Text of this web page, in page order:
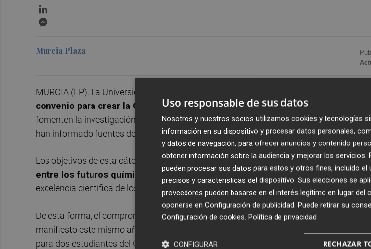
Murcia Plaza
MURCIA (EP). La Universidad de Murcia (UMU) y la empresa
convenio para crear la Cátedra Olon de Química Sostenibleque pretende
fomenten la investigación y divulgación sobre procesos químicos y energéticos verdes
han informado fuentes de la empresa.
Los objetivos de esta cátedra son los de promover e incentivaracciones formativas
entre los futuros químicos y jóvenes investigadores,
así como para premiar el
excelencia científica de los estudiantes en el ámbito de la Química Sostenible.
De esta forma, el compromiso adquirido por la empresa a través de esta Cátedra se va
manifiesto este mismo año con la
para dos estudiantes del Grado en Química y otros dos estudiantes del Grado en
Uso responsable de sus datos
Nosotros y nuestros socios utilizamos cookies y tecnologías
información en su dispositivo y procesar datos personales,
y datos de navegación, para ofrecer anuncios y contenido
obtener información sobre la audiencia y mejorar los servicios.
pueden procesar sus datos para estos y otros fines, incluido el
precisos y características del dispositivo. Sus elecciones se
proveedores pueden basarse en el interés legítimo en lugar del
oponerse en Configuración de publicidad. Puede retirar su
Configuración de cookies. Política de privacidad
RECHAZAR
CONFIGURAR